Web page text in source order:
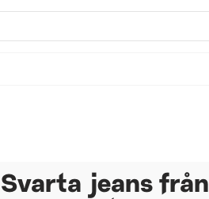
Svarta jeans från